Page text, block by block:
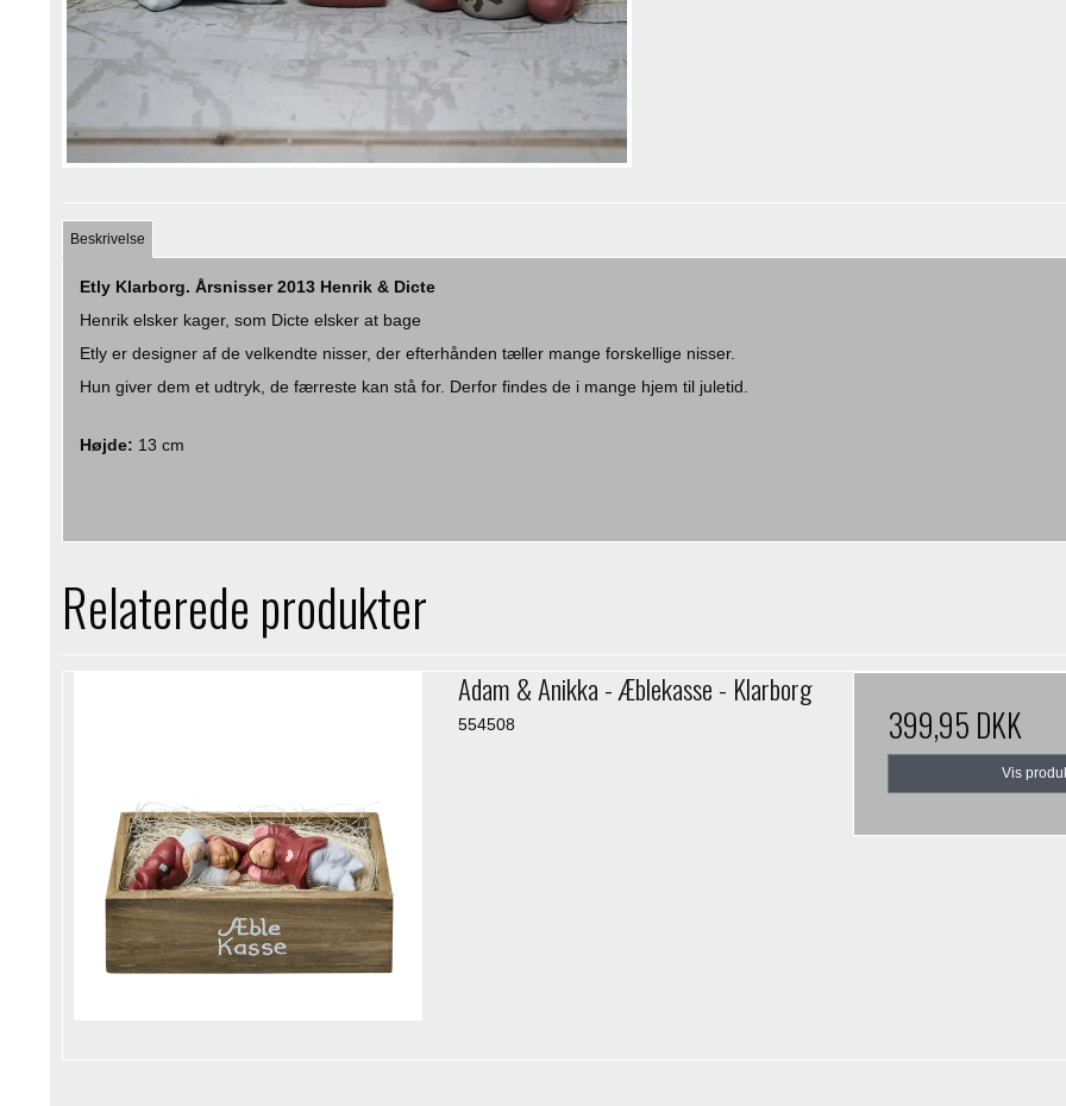
Beskrivelse
Etly Klarborg. Årsnisser 2013 Henrik & Dicte
Henrik elsker kager, som Dicte elsker at bage
Etly er designer af de velkendte nisser, der efterhånden tæller mange forskellige nisser.
Hun giver dem et udtryk, de færreste kan stå for. Derfor findes de i mange hjem til juletid.
Højde: 13 cm
Relaterede produkter
Adam & Anikka - Æblekasse - Klarborg
554508 399,95 DKK
Vis